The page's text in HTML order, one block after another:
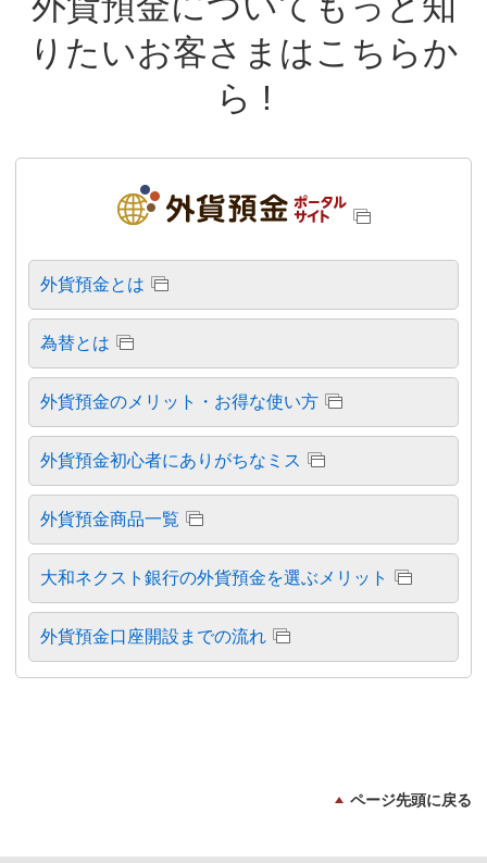
りたいお客さまはこちらか
ら !
外貨預金とは
為替とは
外貨預金のメリット・お得な使い方
外貨預金初心者にありがちなミス
外貨預金商品一覧
大和ネクスト銀行の外貨預金を選ぶメリット
外貨預金口座開設までの流れ
ページ先頭に戻る